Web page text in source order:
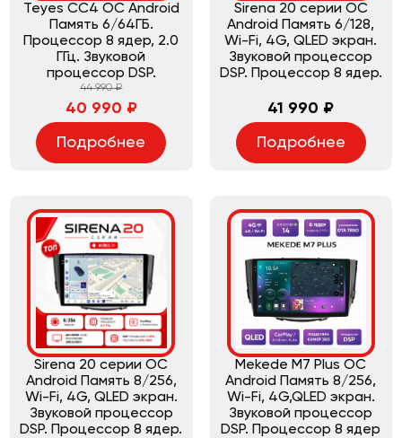
Teyes CC4 ОС Android
Память 6/64ГБ.
Процессор 8 ядер, 2.0
ГГц. Звуковой
процессор DSP.
44 990 ₽
40 990 ₽
Подробнее
Sirena 20 серии ОС
Android Память 6/128,
Wi-Fi, 4G, QLED экран.
Звуковой процессор
DSP. Процессор 8 ядер.
41 990 ₽
Подробнее
Sirena 20 серии ОС
Android Память 8/256,
Wi-Fi, 4G, QLED экран.
Звуковой процессор
DSP. Процессор 8 ядер.
Mekede M7 Plus ОС
Android Память 8/256,
Wi-Fi, 4G,QLED экран.
Звуковой процессор
DSP. Процессор 8 ядер